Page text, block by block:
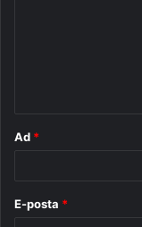
Ad *
E-posta *